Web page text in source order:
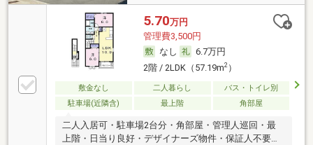
5.70万円
管理費3,500円
なし
6.7万円
2階 / 2LDK（57.19m2）
敷金なし 二人暮らし
バス・トイレ別
駐車場(近隣含)
最上階 角部屋
二人入居可・駐車場2台分・角部屋・管理人巡回・最
上階・日当り良好・デザイナーズ物件・保証人不要／